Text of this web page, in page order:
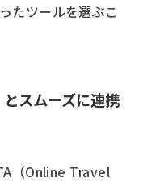
たツールを選ぶこ
スムーズに連携
（Online Travel